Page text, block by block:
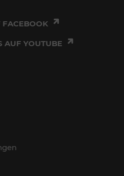
FACEBOOK
AUF YOUTUBE